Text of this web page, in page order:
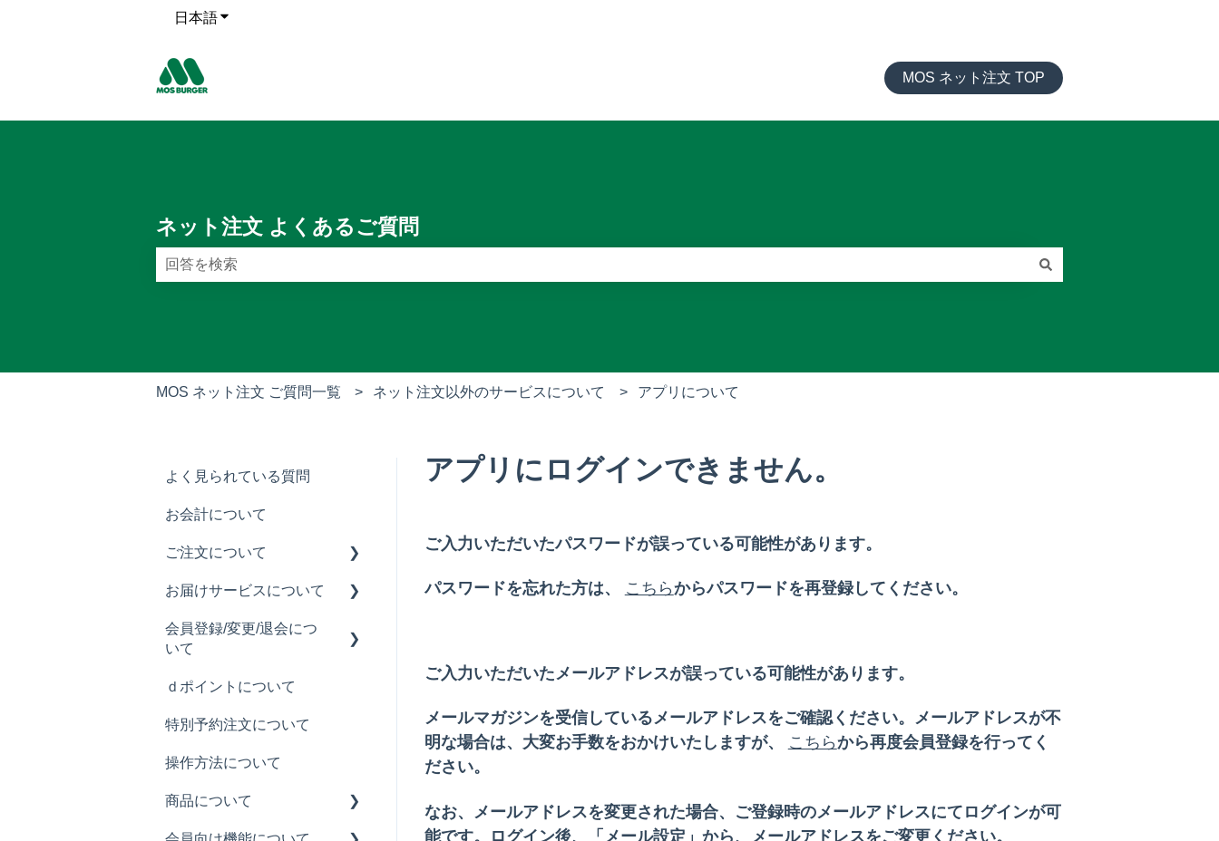
日本語翻訳のサブメニューを表示
MOS ネット注文 TOP
ネット注文 よくあるご質問
MOS ネット注文 ご質問一覧 ネット注文以外のサービスについて アプリについて
アプリにログインできません。
ご入力いただいたパスワードが誤っている可能性があります。
パスワードを忘れた方は、 こちらからパスワードを再登録してください。
ご入力いただいたメールアドレスが誤っている可能性があります。
メールマガジンを受信しているメールアドレスをご確認ください。メールアドレスが不
明な場合は、大変お手数をおかけいたしますが、
こちらから再度会員登録を行ってく
ださい。
なお、メールアドレスを変更された場合、ご登録時のメールアドレスにてログインが可
能です。ログイン後、「メール設定」から、メールアドレスをご変更ください。
よく見られている質問
お会計について
ご注文について
注文履歴について
ご注文について
て
お届けサービスについて
お届け料について
て
お届け可能なエリアについ
会員登録/変更/退会につ
いて
会員登録について
メールアドレスの変更につ
ｄポイントについて
特別予約注文について
操作方法について
商品について